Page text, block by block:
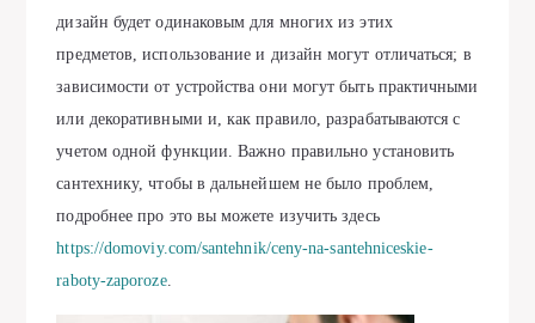
дизайн будет одинаковым для многих из этих
предметов, использование и дизайн могут отличаться; в
зависимости от устройства они могут быть практичными
или декоративными и, как правило, разрабатываются с
учетом одной функции. Важно правильно установить
сантехнику, чтобы в дальнейшем не было проблем,
подробнее про это вы можете изучить здесь
https://domoviy.com/santehnik/ceny-na-santehniceskie-
raboty-zaporoze.